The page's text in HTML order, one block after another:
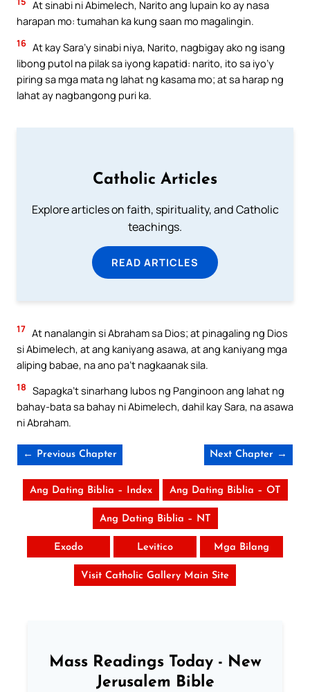
At sinabi ni Abimelech, Narito ang lupain ko ay nasa
harapan mo: tumahan ka kung saan mo magalingin.
16 At kay Sara’y sinabi niya, Narito, nagbigay ako ng isang
libong putol na pilak sa iyong kapatid: narito, ito sa iyo’y
piring sa mga mata ng lahat ng kasama mo; at sa harap ng
lahat ay nagbangong puri ka.
Catholic Articles
Explore articles on faith, spirituality, and Catholic
teachings.
READ ARTICLES
17 At nanalangin si Abraham sa Dios; at pinagaling ng Dios
si Abimelech, at ang kaniyang asawa, at ang kaniyang mga
aliping babae, na ano pa’t nagkaanak sila.
18 Sapagka’t sinarhang lubos ng Panginoon ang lahat ng
bahay-bata sa bahay ni Abimelech, dahil kay Sara, na asawa
ni Abraham.
← Previous Chapter Next Chapter →
Ang Dating Biblia – Index Ang Dating Biblia – OT
Ang Dating Biblia – NT
Exodo Levitico Mga Bilang
Visit Catholic Gallery Main Site
Mass Readings Today - New
Jerusalem Bible